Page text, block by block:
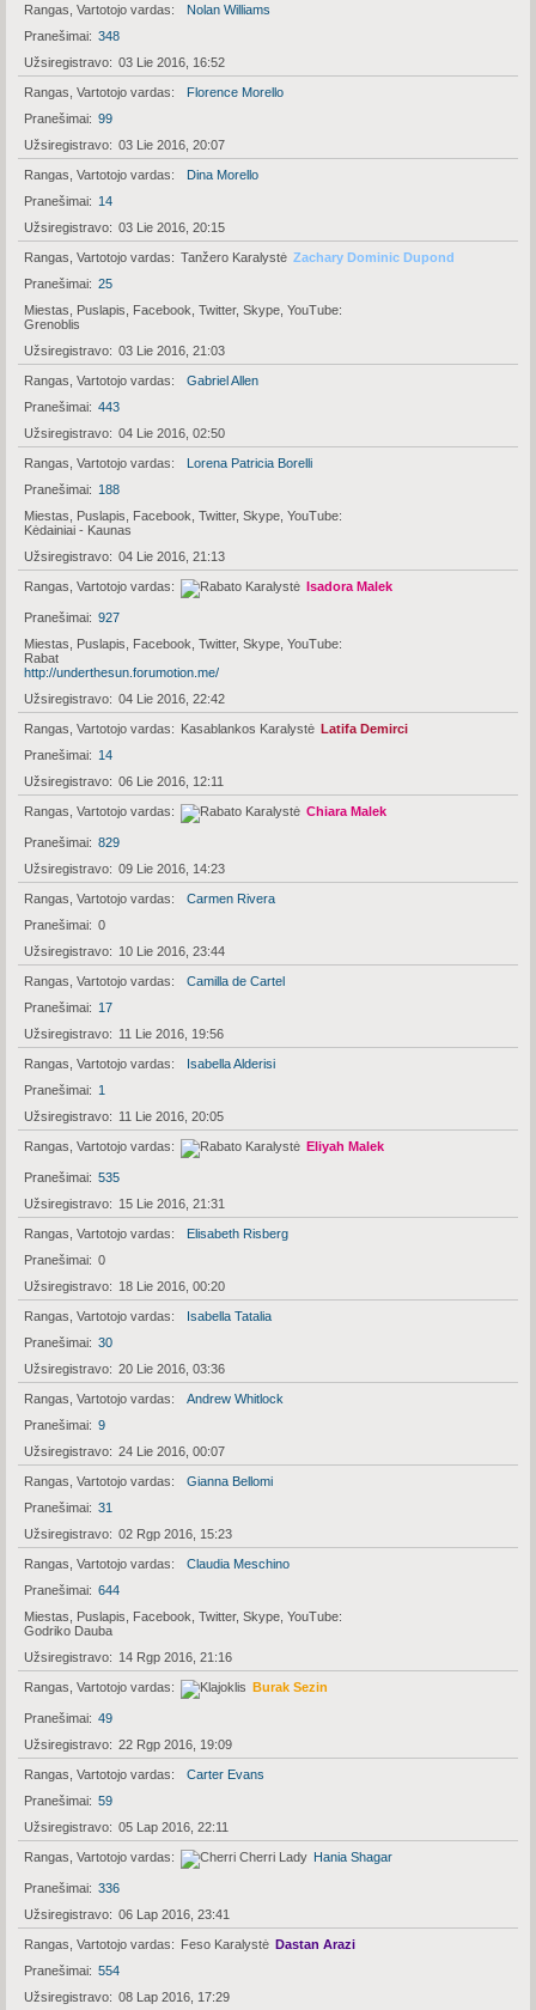
Rangas, Vartotojo vardas
Nolan Williams
Pranešimai
348
Užsiregistravo
03 Lie 2016, 16:52
Rangas, Vartotojo vardas
Florence Morello
Pranešimai
99
Užsiregistravo
03 Lie 2016, 20:07
Rangas, Vartotojo vardas
Dina Morello
Pranešimai
14
Užsiregistravo
03 Lie 2016, 20:15
Rangas, Vartotojo vardas Tanžero Karalystė Zachary Dominic Dupond
Pranešimai
25
Miestas, Puslapis, Facebook, Twitter, Skype, YouTube
Grenoblis
Užsiregistravo
03 Lie 2016, 21:03
Rangas, Vartotojo vardas
Gabriel Allen
Pranešimai
443
Užsiregistravo
04 Lie 2016, 02:50
Rangas, Vartotojo vardas
Lorena Patricia Borelli
Pranešimai
188
Miestas, Puslapis, Facebook, Twitter, Skype, YouTube
Kėdainiai - Kaunas
Užsiregistravo
04 Lie 2016, 21:13
Rangas, Vartotojo vardas Isadora Malek
Pranešimai
927
Miestas, Puslapis, Facebook, Twitter, Skype, YouTube
Rabat
http://underthesun.forumotion.me/
Užsiregistravo
04 Lie 2016, 22:42
Rangas, Vartotojo vardas Kasablankos Karalystė Latifa Demirci
Pranešimai
14
Užsiregistravo
06 Lie 2016, 12:11
Rangas, Vartotojo vardas Chiara Malek
Pranešimai
829
Užsiregistravo
09 Lie 2016, 14:23
Rangas, Vartotojo vardas
Carmen Rivera
Pranešimai
0
Užsiregistravo
10 Lie 2016, 23:44
Rangas, Vartotojo vardas
Camilla de Cartel
Pranešimai
17
Užsiregistravo
11 Lie 2016, 19:56
Rangas, Vartotojo vardas
Isabella Alderisi
Pranešimai
1
Užsiregistravo
11 Lie 2016, 20:05
Rangas, Vartotojo vardas Eliyah Malek
Pranešimai
535
Užsiregistravo
15 Lie 2016, 21:31
Rangas, Vartotojo vardas
Elisabeth Risberg
Pranešimai
0
Užsiregistravo
18 Lie 2016, 00:20
Rangas, Vartotojo vardas
Isabella Tatalia
Pranešimai
30
Užsiregistravo
20 Lie 2016, 03:36
Rangas, Vartotojo vardas
Andrew Whitlock
Pranešimai
9
Užsiregistravo
24 Lie 2016, 00:07
Rangas, Vartotojo vardas
Gianna Bellomi
Pranešimai
31
Užsiregistravo
02 Rgp 2016, 15:23
Rangas, Vartotojo vardas
Claudia Meschino
Pranešimai
644
Miestas, Puslapis, Facebook, Twitter, Skype, YouTube
Godriko Dauba
Užsiregistravo
14 Rgp 2016, 21:16
Rangas, Vartotojo vardas Burak Sezin
Pranešimai
49
Užsiregistravo
22 Rgp 2016, 19:09
Rangas, Vartotojo vardas
Carter Evans
Pranešimai
59
Užsiregistravo
05 Lap 2016, 22:11
Rangas, Vartotojo vardas Hania Shagar
Pranešimai
336
Užsiregistravo
06 Lap 2016, 23:41
Rangas, Vartotojo vardas Feso Karalystė Dastan Arazi
Pranešimai
554
Užsiregistravo
08 Lap 2016, 17:29